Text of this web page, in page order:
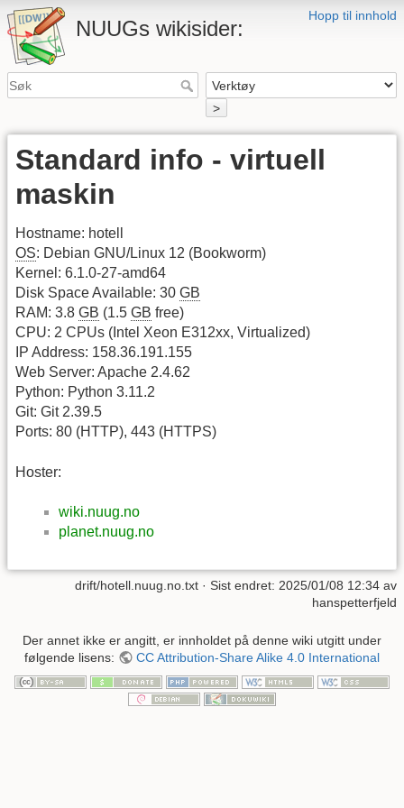
Hopp til innhold
NUUGs wikisider:
>
Standard info - virtuell
maskin
Hostname: hotell
OS: Debian GNU/Linux 12 (Bookworm)
Kernel: 6.1.0-27-amd64
Disk Space Available: 30 GB
RAM: 3.8 GB (1.5 GB free)
CPU: 2 CPUs (Intel Xeon E312xx, Virtualized)
IP Address: 158.36.191.155
Web Server: Apache 2.4.62
Python: Python 3.11.2
Git: Git 2.39.5
Ports: 80 (HTTP), 443 (HTTPS)
Hoster:
wiki.nuug.no
planet.nuug.no
drift/hotell.nuug.no.txt · Sist endret: 2025/01/08 12:34 av
hanspetterfjeld
Der annet ikke er angitt, er innholdet på denne wiki utgitt under
følgende lisens:
CC Attribution-Share Alike 4.0 International